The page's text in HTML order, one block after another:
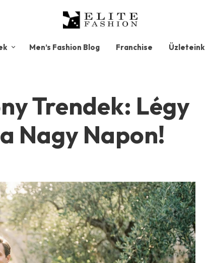
Men’s Fashion Blog Franchise Üzleteink
Trendek: Légy
Nagy Napon!